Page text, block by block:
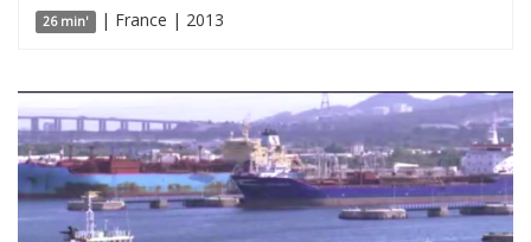
26 min' | France | 2013